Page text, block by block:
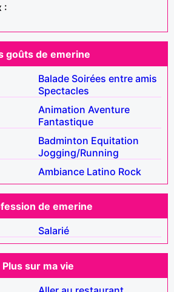
:
goûts de emerine
Balade Soirées entre amis
Spectacles
Animation Aventure
Fantastique
Badminton Equitation
Jogging/Running
Ambiance Latino Rock
de emerine
Salarié
Plus sur ma vie